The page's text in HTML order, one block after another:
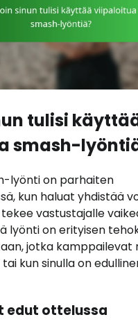
tulisi
smash-
lyönti on parhaiten
kun haluat yhdistää
vastustajalle
lyönti on erityisen
jotka kamppailevat
kun sinulla on
edut ottelussa